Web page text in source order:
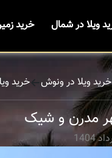
ویلا در شمال خرید
خرید ویلا در ونوش خرید
مدرن و شیک